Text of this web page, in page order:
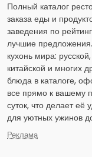
Полный каталог
заказа еды и
заведения по
лучшие
кухонь мира:
китайской и многих
блюда в каталоге,
все прямо к вашему
суток, что делает её
для уютных ужинов
Реклама